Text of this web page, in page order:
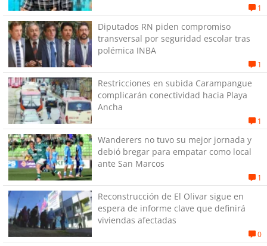
1
Diputados RN piden compromiso
transversal por seguridad escolar tras
polémica INBA
1
Restricciones en subida Carampangue
complicarán conectividad hacia Playa
Ancha
1
Wanderers no tuvo su mejor jornada y
debió bregar para empatar como local
ante San Marcos
1
Reconstrucción de El Olivar sigue en
espera de informe clave que definirá
viviendas afectadas
0